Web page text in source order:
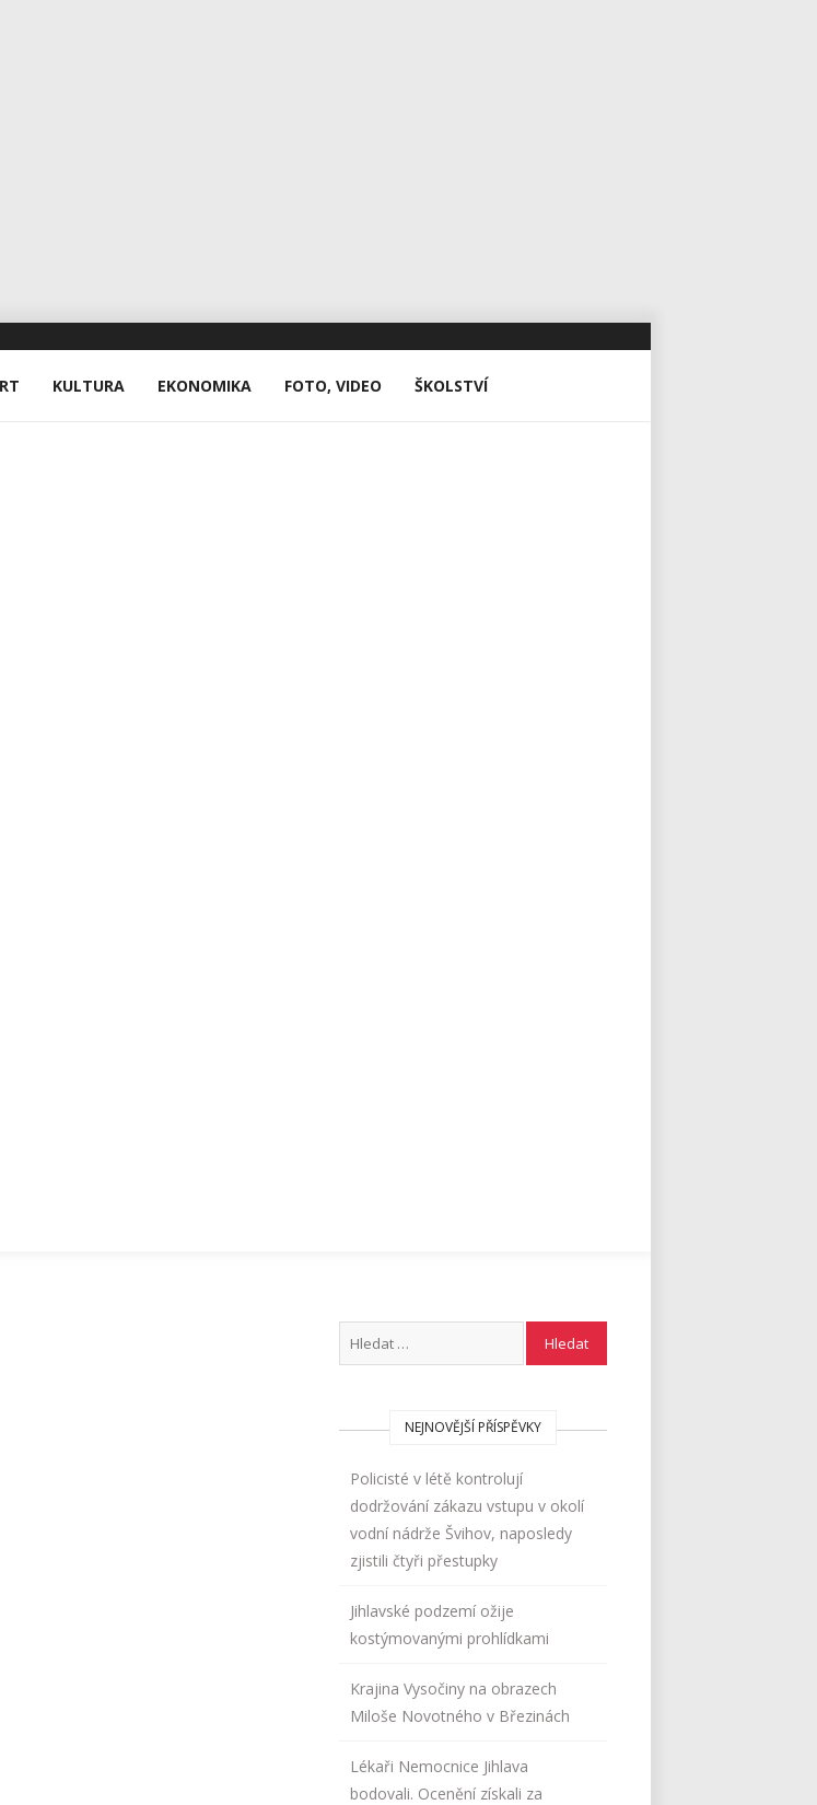
KULTURA EKONOMIKA FOTO, VIDEO ŠKOLSTVÍ
NEJNOVĚJŠÍ PŘÍSPĚVKY
Policisté v létě kontrolují
dodržování zákazu vstupu v okolí
vodní nádrže Švihov, naposledy
zjistili čtyři přestupky
Jihlavské podzemí ožije
kostýmovanými prohlídkami
Krajina Vysočiny na obrazech
Miloše Novotného v Březinách
Lékaři Nemocnice Jihlava
bodovali. Ocenění získali za